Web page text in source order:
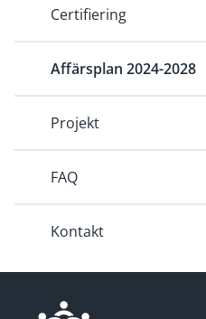
Certifiering
Affärsplan 2024-2028
Projekt
FAQ
Kontakt